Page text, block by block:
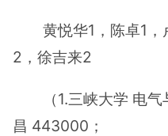
黄悦华1，陈卓1
2，徐吉来2
（1.三峡大学 电
昌 443000；